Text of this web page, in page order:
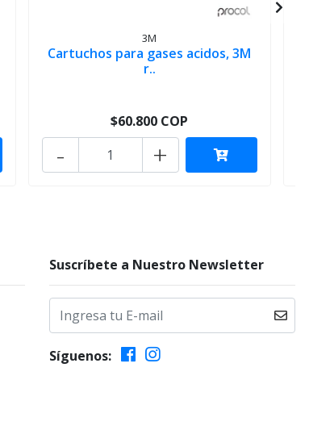
3M
Cartuchos para gases acidos, 3M
r..
$60.800 COP
+
-
Suscríbete a Nuestro Newsletter
Síguenos: